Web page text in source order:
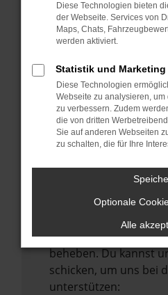
Starte dein Gerät
Das kann manchmal
vorübergehende
Stelle sicher, dass
Betriebssystem auf
sind.
Veraltete Software
Sicherheitsrisiko,
führen, dass
mehr unterstützt
Wende dich an den
Wenn du alle oben
versucht hast,
werden versuchen,
beheben. Du kannst
schicken, um uns bei
unterstützen:
Diese Technologien bieten
der Webseite. Services von
Maps, Chats,
werden aktiviert.
Statistik und Marketing
Diese Technologien
Webseite zu analysieren,
zu verbessern. Zudem
die von dritten
Sie auf anderen Webseiten
zu schalten, die für Ihre
Optionale
Alle